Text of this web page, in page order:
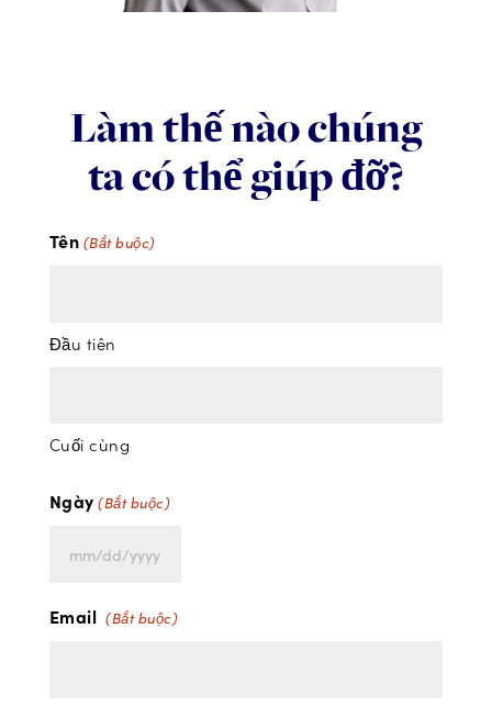
Làm thế nào chúng
ta có thể giúp đỡ?
Tên (Bắt buộc)
Đầu tiên
Cuối cùng
Ngày (Bắt buộc)
MM
DD
Email (Bắt buộc)